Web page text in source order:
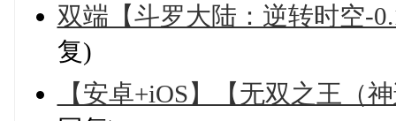
双端【斗罗大陆：逆转时空-
复)
【安卓+iOS】【无双之王（